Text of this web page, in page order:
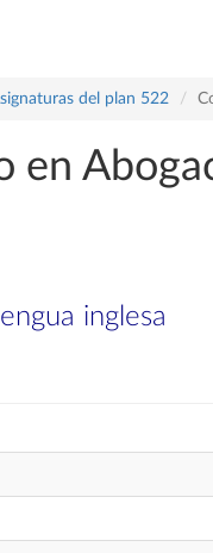
del plan 522
en
inglesa